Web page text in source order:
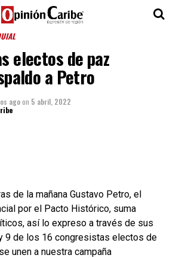
electos de paz
a Petro
agoon 5 abril, 2022
de la mañana Gustavo Petro, el
por el Pacto Histórico, suma
así lo expreso a través de sus
9 de los 16 congresistas electos de
unen a nuestra campaña